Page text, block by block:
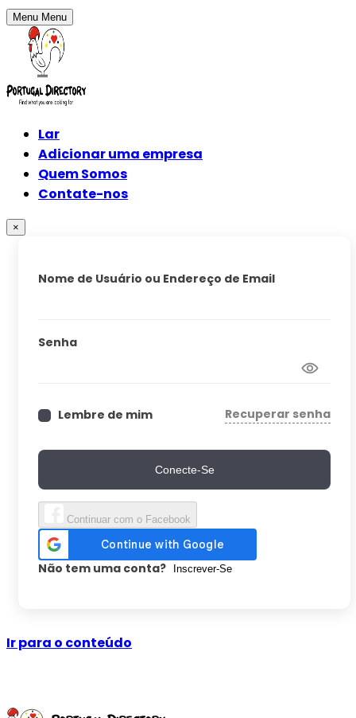
Menu Menu
Lar
Adicionar uma empresa
Quem Somos
Contate-nos
×
Nome de Usuário ou Endereço de Email
Senha
Lembre de mim Recuperar senha
Conecte-Se
Continuar com o Facebook
Não tem uma conta? Inscrever-Se
Ir para o conteúdo